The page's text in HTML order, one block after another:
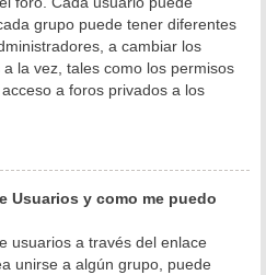
grupo puede tener diferentes
a cambiar los
la vez, tales como los permisos
a foros privados a los
Usuarios y como me puedo
usuarios a través del enlace
unirse a algún grupo, puede